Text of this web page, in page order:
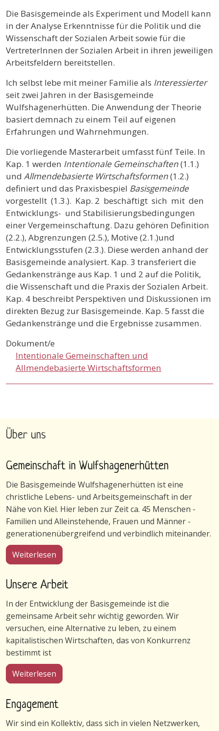
Die Basisgemeinde als Experiment und Modell kann
in der Analyse Erkenntnisse für die Politik und die
Wissenschaft der Sozialen Arbeit sowie für die
VertreterInnen der Sozialen Arbeit in ihren jeweiligen
Arbeitsfeldern bereitstellen.
Ich selbst lebe mit meiner Familie als Interessierter
seit zwei Jahren in der Basisgemeinde
Wulfshagenerhütten. Die Anwendung der Theorie
basiert demnach zu einem Teil auf eigenen
Erfahrungen und Wahrnehmungen.
Die vorliegende Masterarbeit umfasst fünf Teile. In
Kap. 1 werden Intentionale Gemeinschaften(1.1.)
und Allmendebasierte Wirtschaftsformen(1.2.)
definiert und das Praxisbespiel Basisgemeinde
vorgestellt (1.3.). Kap. 2 beschäftigt sich mit den
Entwicklungs- und Stabilisierungsbedingungen
einer Vergemeinschaftung. Dazu gehören Definition
(2.2.), Abgrenzungen (2.5.), Motive (2.1.)und
Entwicklungsstufen (2.3.). Diese werden anhand der
Basisgemeinde analysiert. Kap. 3 transferiert die
Gedankenstränge aus Kap. 1 und 2 auf die Politik,
die Wissenschaft und die Praxis der Sozialen Arbeit.
Kap. 4 beschreibt Perspektiven und Diskussionen im
direkten Bezug zur Basisgemeinde. Kap. 5 fasst die
Gedankenstränge und die Ergebnisse zusammen.
Dokument/e
Intentionale Gemeinschaften und
Allmendebasierte Wirtschaftsformen
Über uns
Gemeinschaft in Wulfshagenerhütten
Die Basisgemeinde Wulfshagenerhütten ist eine
christliche Lebens- und Arbeitsgemeinschaft in der
Nähe von Kiel. Hier leben zur Zeit ca. 45 Menschen -
Familien und Alleinstehende, Frauen und Männer -
generationenübergreifend und verbindlich miteinander.
Weiterlesen
Unsere Arbeit
In der Entwicklung der Basisgemeinde ist die
gemeinsame Arbeit sehr wichtig geworden. Wir
versuchen, eine Alternative zu leben, zu einem
kapitalistischen Wirtschaften, das von Konkurrenz
bestimmt ist
Weiterlesen
Engagement
Wir sind ein Kollektiv, dass sich in vielen Netzwerken,